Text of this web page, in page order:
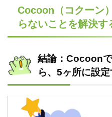
Cocoon（コクーン
らないことを解決す
結論：Cocoon
ら、5ヶ所に設定